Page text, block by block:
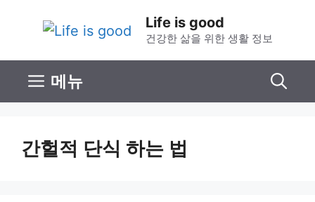
Life is good
건강한 삶을 위한 생활 정보
메뉴
간헐적 단식 하는 법